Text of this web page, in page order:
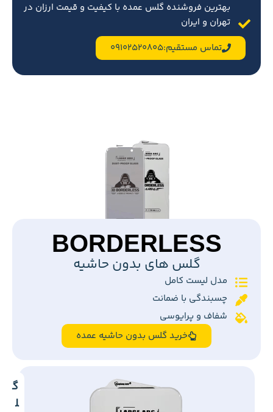
بهترین فروشنده گلس عمده با کیفیت و قیمت ارزان در
تهران و ایران
تماس مستقیم:09102520805
BORDERLESS
گلس های بدون حاشیه
مدل لیست کامل
چسبندگی با ضمانت
شفاف و پرایوسی
خرید گلس بدون حاشیه عمده
گ
ل